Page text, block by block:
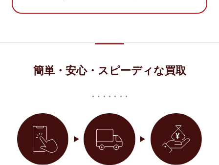
簡単・安心・スピーディな買取